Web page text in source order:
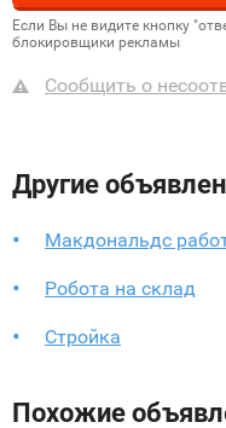
Если Вы не видите кнопку
блокировщики рекламы
Сообщить о
Другие
Макдональдс
Робота на склад
Стройка
Похожие